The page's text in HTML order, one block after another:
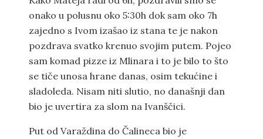
onako u polusnu oko 5:30h dok sam oko 7h
zajedno s Ivom izašao iz stana te je nakon
pozdrava svatko krenuo svojim putem. Pojeo
sam komad pizze iz Mlinara i to je bilo to što
se tiče unosa hrane danas, osim tekućine i
sladoleda. Nisam niti slutio, no današnji dan
bio je uvertira za slom na Ivanščici.
Put od Varaždina do Čalineca bio je